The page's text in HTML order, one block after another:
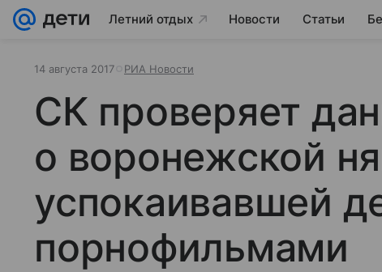
Летний отдых Новости Статьи
14 августа 2017 РИА Новости
СК проверяет
о воронежской
успокаивавшей
порнофильмами